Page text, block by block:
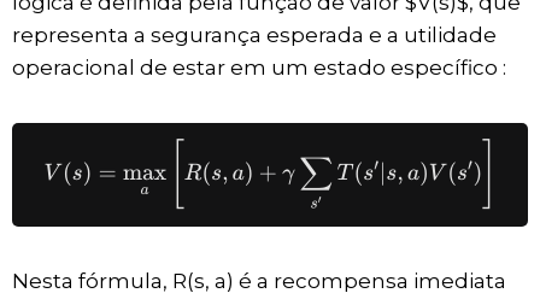
representa a segurança esperada e a utilidade
operacional de estar em um estado específico :
Nesta fórmula, R(s, a) é a recompensa imediata